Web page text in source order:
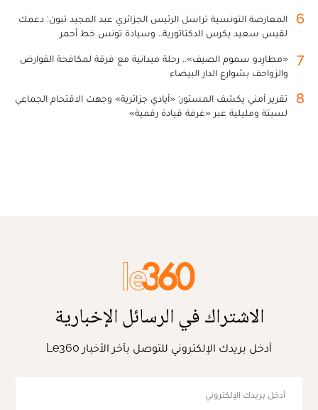
6
المعارضة التونسية تراسل الرئيس الجزائري عبد المجيد تبون: دعمك
لقيس سعيد يكرس الدكتاتورية.. وسيادة تونس خط أحمر
7
«مطارِدو سموم الصيف».. رحلة ميدانية مع فرقة لمكافحة القوارض
والزواحف بشوارع الدار البيضاء
8
تقرير أمني يكشف المستور: «أيادي جزائرية» وجهت الاقتحام الجماعي
لسبتة ومليلية عبر «غرفة قيادة رقمية»
الاشتراك في الرسائل الإخبارية
أدخل بريدك الإلكتروني للتوصل بآخر الأخبار Le360